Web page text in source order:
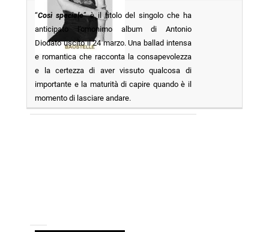
“Così speciale” è il titolo del singolo che ha
anticipato l’omonimo album di Antonio
Diodato uscito il 24 marzo. Una ballad intensa
e romantica che racconta la consapevolezza
e la certezza di aver vissuto qualcosa di
importante e la maturità di capire quando è il
momento di lasciare andare.